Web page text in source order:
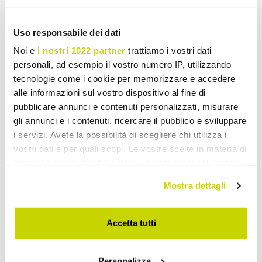
Uso responsabile dei dati
Noi e i nostri 1022 partner trattiamo i vostri dati
personali, ad esempio il vostro numero IP, utilizzando
tecnologie come i cookie per memorizzare e accedere
alle informazioni sul vostro dispositivo al fine di
pubblicare annunci e contenuti personalizzati, misurare
gli annunci e i contenuti, ricercare il pubblico e sviluppare
i servizi. Avete la possibilità di scegliere chi utilizza i
vostri dati e per quali scopi. Le vostre scelte in materia di
modificare o revocare il proprio consenso in qualsiasi
momento dalla Dichiarazione sui cookie o facendo clic
sull'icona di attivazione della privacy.
Mostra dettagli
Accetta tutti
Keuken Accessoires